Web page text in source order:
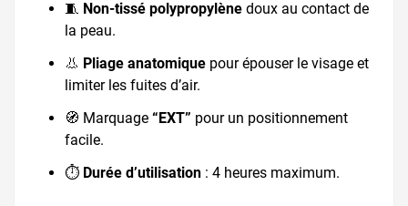
🧵 Non-tissé polypropylène doux au contact de
la peau.
👃 Pliage anatomique pour épouser le visage et
limiter les fuites d’air.
🧭 Marquage “EXT” pour un positionnement
facile.
⏱️ Durée d’utilisation : 4 heures maximum.